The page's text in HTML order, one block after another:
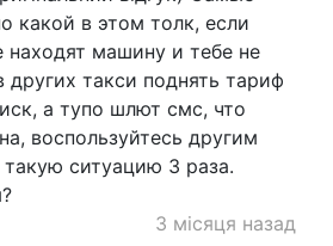
какой в этом толк, если
находят машину и тебе не
других такси поднять тариф
а тупо шлют смс, что
воспользуйтесь другим
ситуацию 3 раза.
3 місяця назад